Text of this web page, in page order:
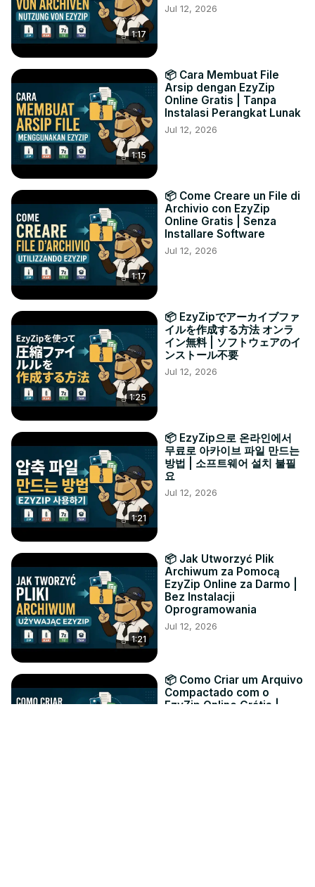
1:17
Jul 12, 2026
1:15
📦 Cara Membuat File
Arsip dengan EzyZip
Online Gratis | Tanpa
Instalasi Perangkat Lunak
Jul 12, 2026
1:17
📦 Come Creare un File di
Archivio con EzyZip
Online Gratis | Senza
Installare Software
Jul 12, 2026
1:25
📦 EzyZipでアーカイブファ
イルを作成する方法 オンラ
イン無料 | ソフトウェアのイ
ンストール不要
Jul 12, 2026
1:21
📦 EzyZip으로 온라인에서
무료로 아카이브 파일 만드는
방법 | 소프트웨어 설치 불필
요
Jul 12, 2026
1:21
📦 Jak Utworzyć Plik
Archiwum za Pomocą
EzyZip Online za Darmo |
Bez Instalacji
Oprogramowania
Jul 12, 2026
📦 Como Criar um Arquivo
Compactado com o
EzyZip Online Grátis |